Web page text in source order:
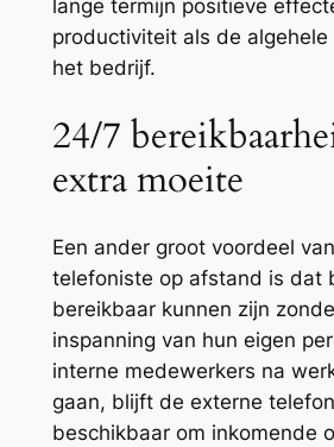
lange termijn positieve
productiviteit als de
het bedrijf.
24/7
extra moeite
Een ander groot voordeel
telefoniste op afstand is dat
bereikbaar kunnen zijn
inspanning van hun eigen
interne medewerkers na
gaan, blijft de externe
beschikbaar om inkomende